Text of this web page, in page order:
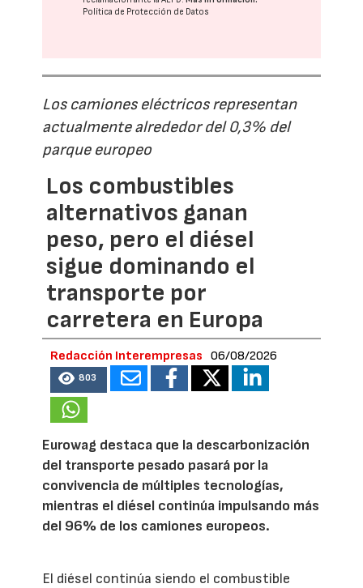
Política de Protección de Datos
Los camiones eléctricos representan
actualmente alrededor del 0,3% del
parque europeo
Los combustibles
alternativos ganan
peso, pero el diésel
sigue dominando el
transporte por
carretera en Europa
Redacción Interempresas 06/08/2026
803
Eurowag destaca que la descarbonización
del transporte pesado pasará por la
convivencia de múltiples tecnologías,
mientras el diésel continúa impulsando más
del 96% de los camiones europeos.
El diésel continúa siendo el combustible